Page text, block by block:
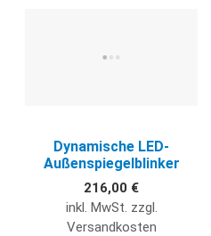
Dynamische LED-
Außenspiegelblinker
216,00 €
inkl. MwSt. zzgl.
Versandkosten